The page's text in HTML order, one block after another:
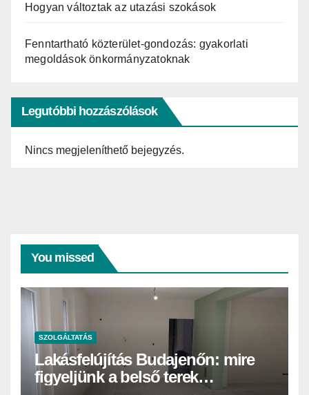
Hogyan változtak az utazási szokások
Fenntartható közterület-gondozás: gyakorlati
megoldások önkormányzatoknak
Legutóbbi hozzászólások
Nincs megjeleníthető bejegyzés.
You missed
SZOLGÁLTATÁS
Lakásfelújítás Budajenőn: mire
figyeljünk a belső terek